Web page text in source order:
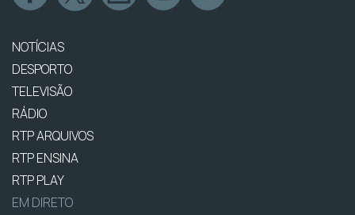
NOTÍCIAS
DESPORTO
TELEVISÃO
RÁDIO
RTP ARQUIVOS
RTP ENSINA
RTP PLAY
EM DIRETO